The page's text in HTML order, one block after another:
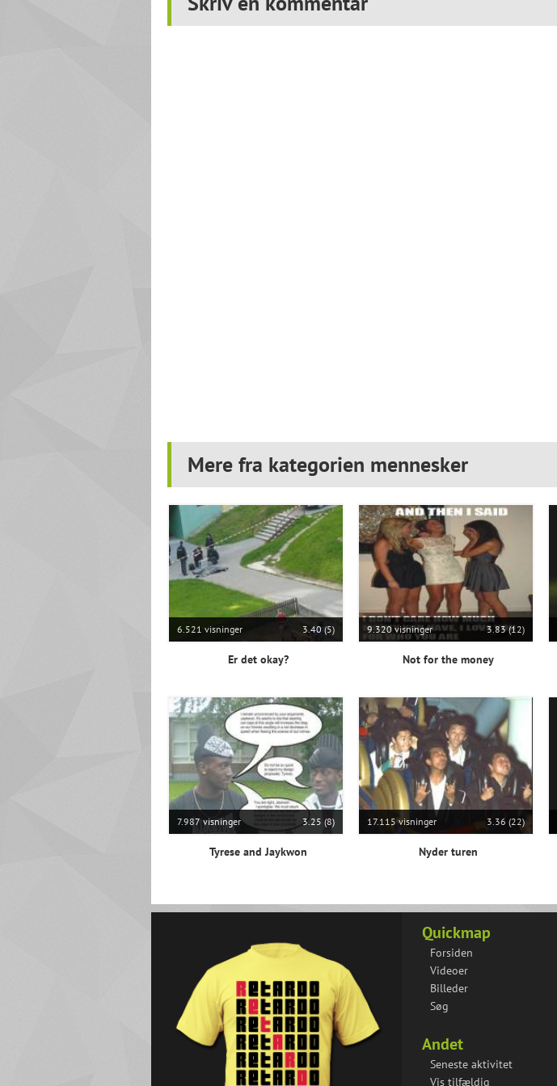
Mere fra kategorien mennesker
6.521 visninger 3.40 (5)
Er det okay?
9.320 visninger 3.83 (12)
Not for the money
7.987 visninger 3.25 (8)
Tyrese and Jaykwon
17.115 visninger 3.36 (22)
Nyder turen
Quickmap
Forsiden
Videoer
Billeder
Søg
Andet
Seneste aktivitet
Vis tilfældig